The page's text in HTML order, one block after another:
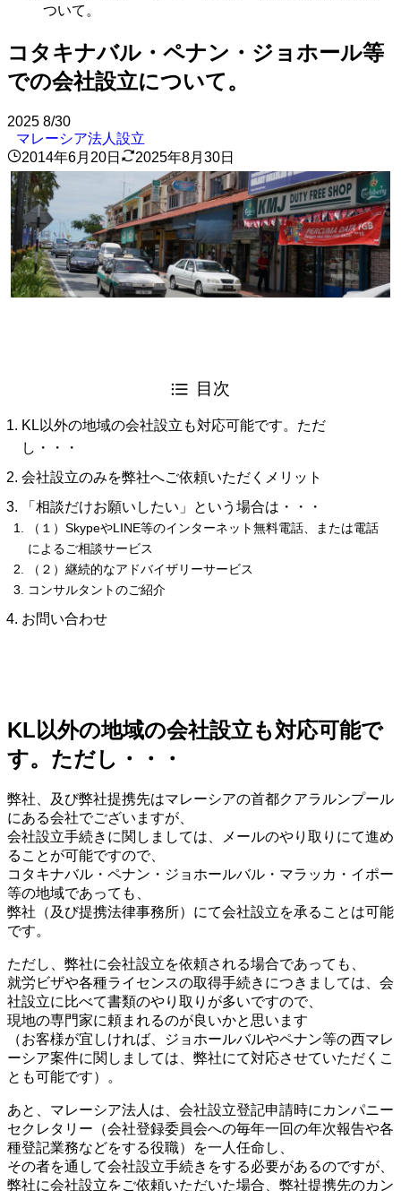
ついて。
コタキナバル・ペナン・ジョホール等
での会社設立について。
2025 8/30
マレーシア法人設立
2014年6月20日
2025年8月30日
目次
KL以外の地域の会社設立も対応可能です。ただ
し・・・
会社設立のみを弊社へご依頼いただくメリット
「相談だけお願いしたい」という場合は・・・
（１）SkypeやLINE等のインターネット無料電話、または電話
によるご相談サービス
（２）継続的なアドバイザリーサービス
コンサルタントのご紹介
お問い合わせ
KL以外の地域の会社設立も対応可能で
す。ただし・・・
弊社、及び弊社提携先はマレーシアの首都クアラルンプール
にある会社でございますが、
会社設立手続きに関しましては、メールのやり取りにて進め
ることが可能ですので、
コタキナバル・ペナン・ジョホールバル・マラッカ・イポー
等の地域であっても、
弊社（及び提携法律事務所）にて会社設立を承ることは可能
です。
ただし、弊社に会社設立を依頼される場合であっても、
就労ビザや各種ライセンスの取得手続きにつきましては、会
社設立に比べて書類のやり取りが多いですので、
現地の専門家に頼まれるのが良いかと思います
（お客様が宜しければ、ジョホールバルやペナン等の西マレ
ーシア案件に関しましては、弊社にて対応させていただくこ
とも可能です）。
あと、マレーシア法人は、会社設立登記申請時にカンパニー
セクレタリー（会社登録委員会への毎年一回の年次報告や各
種登記業務などをする役職）を一人任命し、
その者を通して会社設立手続きをする必要があるのですが、
弊社に会社設立をご依頼いただいた場合、弊社提携先のカン